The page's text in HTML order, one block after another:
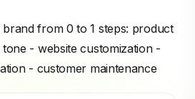
brand from 0 to 1 steps: product
- website customization -
- customer maintenance